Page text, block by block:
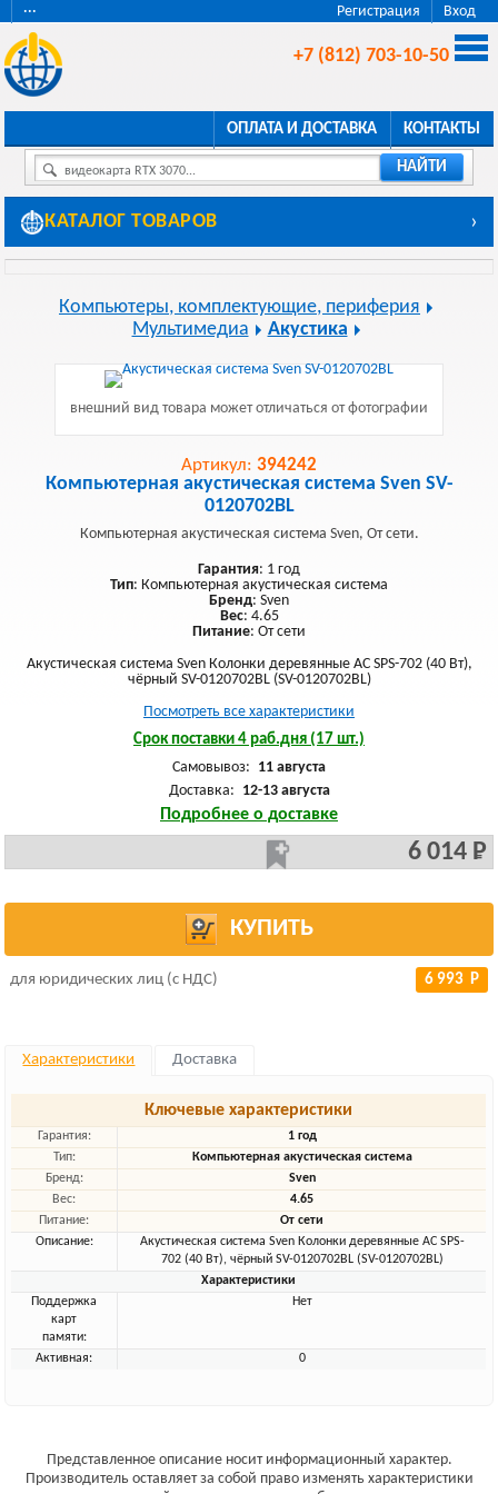
Регистрация Вход
···
+7 (812) 703-10-50
ОПЛАТА И ДОСТАВКА КОНТАКТЫ
видеокарта RTX 3070... НАЙТИ
КАТАЛОГ ТОВАРОВ ›
Компьютеры, комплектующие, периферия
Мультимедиа
Акустика
внешний вид товара может отличаться от фотографии
Артикул: 394242
Компьютерная акустическая система Sven SV-
0120702BL
Компьютерная акустическая система Sven, От сети.
Гарантия: 1 год
Тип: Компьютерная акустическая система
Бренд: Sven
Вес: 4.65
Питание: От сети
Акустическая система Sven Колонки деревянные АС SPS-702 (40 Вт),
чёрный SV-0120702BL (SV-0120702BL)
Посмотреть все характеристики
Срок поставки 4 раб.дня (17 шт.)
Самовывоз: 11 августа
Доставка: 12-13 августа
Подробнее о доставке
6 014 Р
КУПИТЬ
для юридических лиц (с НДС) 6 993 Р
Характеристики Доставка
Ключевые характеристики
Гарантия:
1 год
Тип:
Компьютерная акустическая система
Бренд:
Sven
Вес:
4.65
Питание:
От сети
Описание:
Акустическая система Sven Колонки деревянные АС SPS-
702 (40 Вт), чёрный SV-0120702BL (SV-0120702BL)
Характеристики
Поддержка
карт
памяти:
Нет
Активная: 0
Представленное описание носит информационный характер.
Производитель оставляет за собой право изменять характеристики